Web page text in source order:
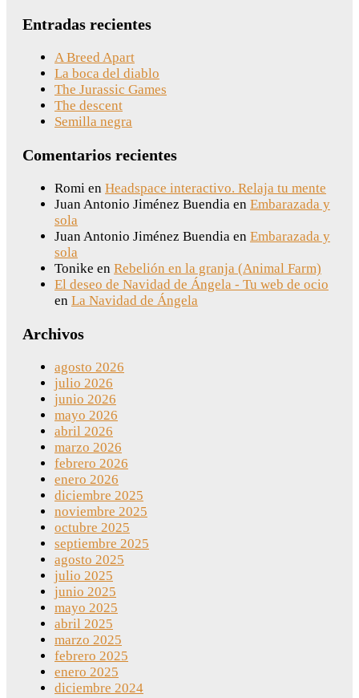
Entradas recientes
A Breed Apart
La boca del diablo
The Jurassic Games
The descent
Semilla negra
Comentarios recientes
Romi en Headspace interactivo. Relaja tu mente
Juan Antonio Jiménez Buendia en Embarazada y
sola
Juan Antonio Jiménez Buendia en Embarazada y
sola
Tonike en Rebelión en la granja (Animal Farm)
El deseo de Navidad de Ángela - Tu web de ocio
en La Navidad de Ángela
Archivos
agosto 2026
julio 2026
junio 2026
mayo 2026
abril 2026
marzo 2026
febrero 2026
enero 2026
diciembre 2025
noviembre 2025
octubre 2025
septiembre 2025
agosto 2025
julio 2025
junio 2025
mayo 2025
abril 2025
marzo 2025
febrero 2025
enero 2025
diciembre 2024